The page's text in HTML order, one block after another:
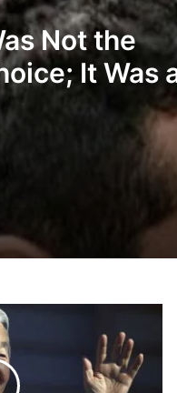
Not the
It Was
for
Iranian-